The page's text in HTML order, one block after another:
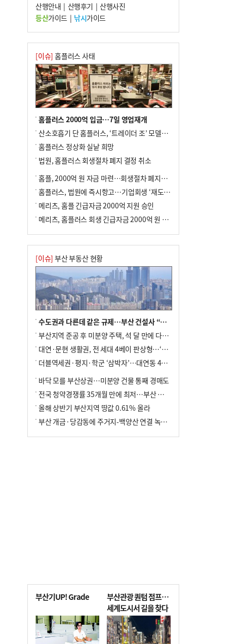
9
[사설] 해수부 신청사 북항으로 확정, 해양
수도 도약의 전환점
10 르노 못 타는 부산시장…관용차 규정에 막
힌 지역기업 응원
산행안내 | 산행후기 | 산행사진
등산가이드| 낚시가이드
[이슈] 홈플러스 사태
홈플러스 2000억 입금…7일 영업재개
산소호흡기 단 홈플러스, ‘트레이더 조’ 모델로 살아날까
홈플러스 정상화 실낱 희망
법원, 홈플러스 회생절차 폐지 결정 취소
홈플, 2000억 원 자금 마련…회생절차 폐지에 즉시항고(종합)
홈플러스, 법원에 즉시항고…기업회생 ‘재도전’
메리츠, 홈플 긴급자금 2000억 지원 승인
메리츠, 홈플러스 회생 긴급자금 2000억 원 지원 승인
[이슈] 부산 부동산 현황
수도권과 다른데 같은 규제…부산 건설사 “쓰러지기 직전”
부산지역 준공 후 미분양 주택, 석 달 만에 다시 3000가구 넘어서
대연·문현 생활권, 전 세대 4베이 판상형…‘더샵 트리센트’ 내달 분양
더블역세권·평지·학군 ‘삼박자’…대연동 42층 브랜드 단지
바닥 모를 부산상권…미분양 건물 통째 경매도
전국 청약경쟁률 35개월 만에 최저…부산 미분양 ‘적체’ 심화
올해 상반기 부산지역 땅값 0.61% 올라
부산 개금·당감동에 주거지-백양산 연결 녹지 조성
부산기UP! Grade
부산관광 퀀텀 점프…
세계도시서 길을 찾다